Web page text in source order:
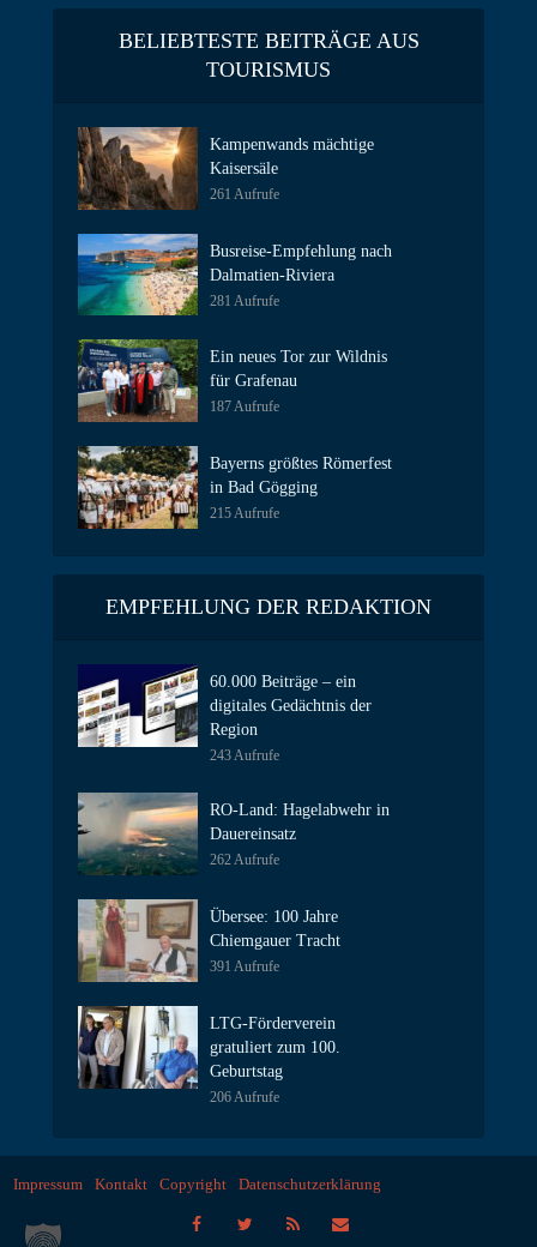
BELIEBTESTE BEITRÄGE AUS
TOURISMUS
Kampenwands mächtige
Kaisersäle
261 Aufrufe
Busreise-Empfehlung nach
Dalmatien-Riviera
281 Aufrufe
Ein neues Tor zur Wildnis
für Grafenau
187 Aufrufe
Bayerns größtes Römerfest
in Bad Gögging
215 Aufrufe
EMPFEHLUNG DER REDAKTION
60.000 Beiträge – ein
digitales Gedächtnis der
Region
243 Aufrufe
RO-Land: Hagelabwehr in
Dauereinsatz
262 Aufrufe
Übersee: 100 Jahre
Chiemgauer Tracht
391 Aufrufe
LTG-Förderverein
gratuliert zum 100.
Geburtstag
206 Aufrufe
Impressum Kontakt Copyright Datenschutzerklärung